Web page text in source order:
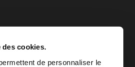
cookies.
de personnaliser le